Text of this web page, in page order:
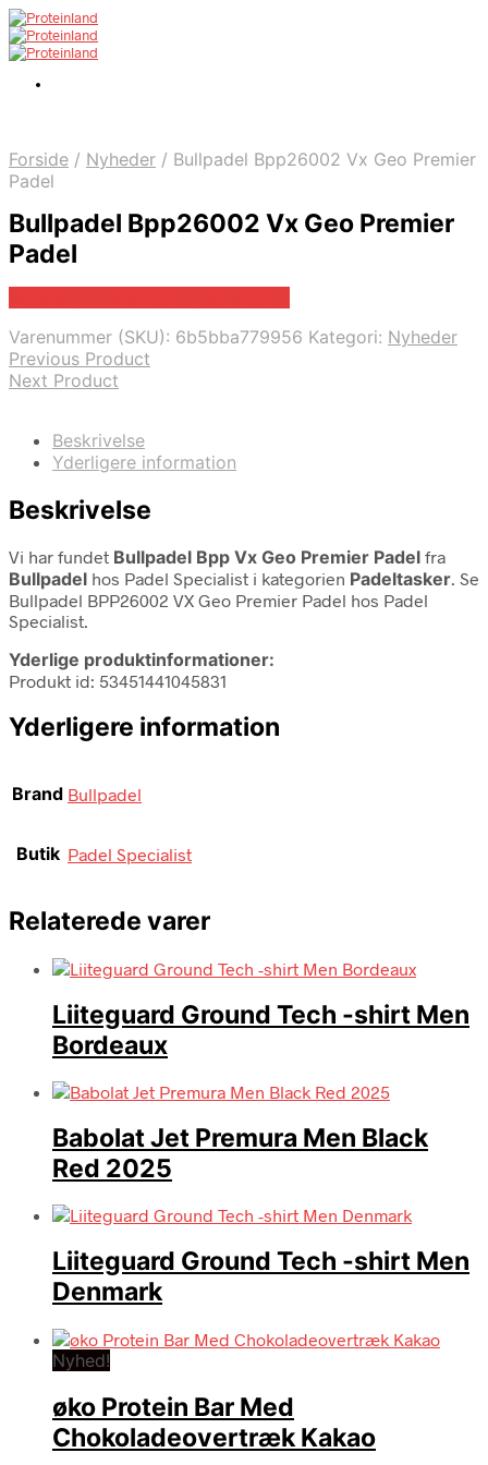
Forside / Nyheder / Bullpadel Bpp26002 Vx Geo Premier
Padel
Bullpadel Bpp26002 Vx Geo Premier
Padel
Varenummer (SKU): 6b5bba779956 Kategori: Nyheder
Previous Product
Next Product
Beskrivelse
Yderligere information
Beskrivelse
Vi har fundet Bullpadel Bpp Vx Geo Premier Padel fra
Bullpadel hos Padel Specialist i kategorien Padeltasker. Se
Bullpadel BPP26002 VX Geo Premier Padel hos Padel
Specialist.
Yderlige produktinformationer:
Produkt id: 53451441045831
Yderligere information
Brand Bullpadel
Butik Padel Specialist
Relaterede varer
Liiteguard Ground Tech -shirt Men
Bordeaux
Babolat Jet Premura Men Black
Red 2025
Liiteguard Ground Tech -shirt Men
Denmark
Nyhed!
øko Protein Bar Med
Chokoladeovertræk Kakao